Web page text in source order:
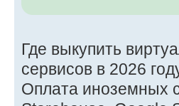
Где выкупить
сервисов в 2026
Оплата иноземных